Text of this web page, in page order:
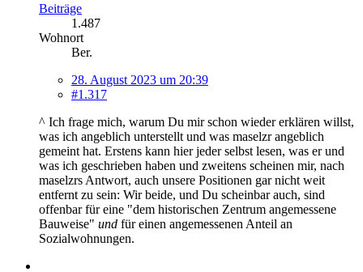
Beiträge
1.487
Wohnort
Ber.
28. August 2023 um 20:39
#1.317
^ Ich frage mich, warum Du mir schon wieder erklären willst,
was ich angeblich unterstellt und was maselzr angeblich
gemeint hat. Erstens kann hier jeder selbst lesen, was er und
was ich geschrieben haben und zweitens scheinen mir, nach
maselzrs Antwort, auch unsere Positionen gar nicht weit
entfernt zu sein: Wir beide, und Du scheinbar auch, sind
offenbar für eine "dem historischen Zentrum angemessene
Bauweise" und für einen angemessenen Anteil an
Sozialwohnungen.